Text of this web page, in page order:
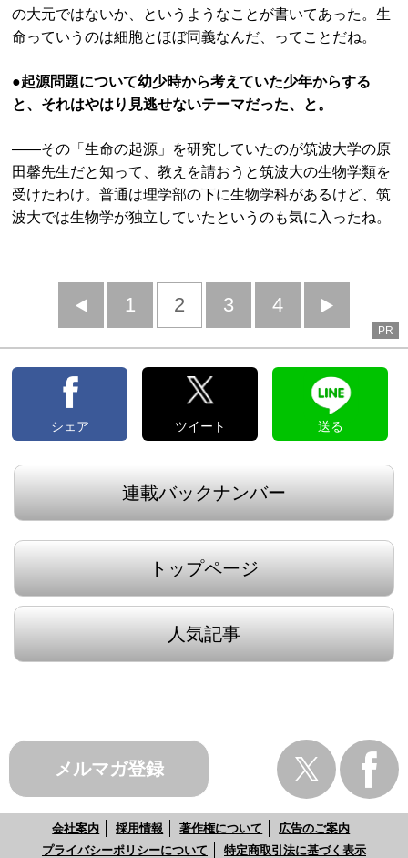
の大元ではないか、というようなことが書いてあった。生
命っていうのは細胞とほぼ同義なんだ、ってことだね。
●起源問題について幼少時から考えていた少年からする
と、それはやはり見逃せないテーマだった、と。
——その「生命の起源」を研究していたのが筑波大学の原
田馨先生だと知って、教えを請おうと筑波大の生物学類を
受けたわけ。普通は理学部の下に生物学科があるけど、筑
波大では生物学が独立していたというのも気に入ったね。
前
へ
1 2 3 4
へ
PR
シェア ツイート 送る
連載バックナンバー
トップページ
人気記事
メルマガ登録
会社案内 採用情報 著作権について
広告のご案内
プライバシーポリシーについて
特定商取引法に基づく表示